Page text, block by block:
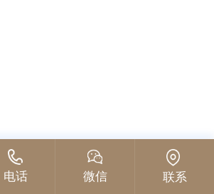
电话 微信 联系